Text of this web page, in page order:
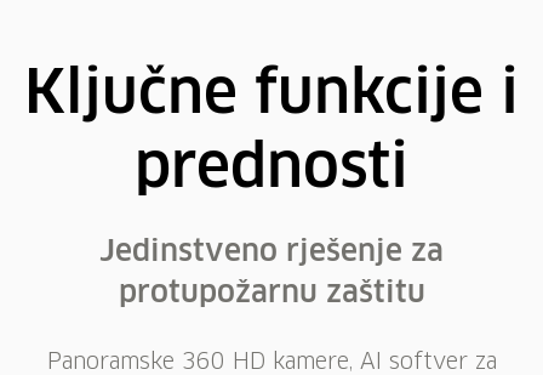
Ključne funkcije i
prednosti
Jedinstveno rješenje za
protupožarnu zaštitu
Panoramske 360 HD kamere, AI softver za